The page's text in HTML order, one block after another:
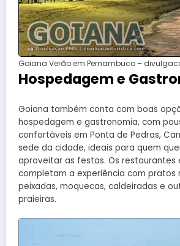
Goiana Verão em Pernambuco –
Hospedagem e
Goiana também conta com boas
hospedagem e gastronomia, com
confortáveis em Ponta de Pedras,
sede da cidade, ideais para quem
aproveitar as festas. Os restaurantes
completam a experiência com pratos
peixadas, moquecas, caldeiradas e
praieiras.